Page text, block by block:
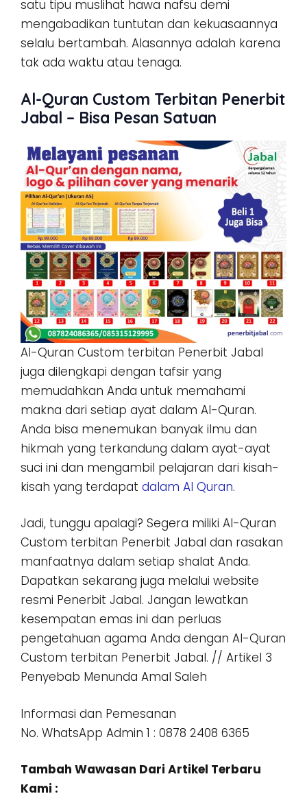
satu tipu muslihat hawa nafsu demi
mengabadikan tuntutan dan kekuasaannya
selalu bertambah. Alasannya adalah karena
tak ada waktu atau tenaga.
Al-Quran Custom Terbitan Penerbit
Jabal – Bisa Pesan Satuan
Al-Quran Custom terbitan Penerbit Jabal
juga dilengkapi dengan tafsir yang
memudahkan Anda untuk memahami
makna dari setiap ayat dalam Al-Quran.
Anda bisa menemukan banyak ilmu dan
hikmah yang terkandung dalam ayat-ayat
suci ini dan mengambil pelajaran dari kisah-
kisah yang terdapat dalam Al Quran.
Jadi, tunggu apalagi? Segera miliki Al-Quran
Custom terbitan Penerbit Jabal dan rasakan
manfaatnya dalam setiap shalat Anda.
Dapatkan sekarang juga melalui website
resmi Penerbit Jabal. Jangan lewatkan
kesempatan emas ini dan perluas
pengetahuan agama Anda dengan Al-Quran
Custom terbitan Penerbit Jabal. // Artikel 3
Penyebab Menunda Amal Saleh
Informasi dan Pemesanan
No. WhatsApp Admin 1 : 0878 2408 6365
Tambah Wawasan Dari Artikel Terbaru
Kami :